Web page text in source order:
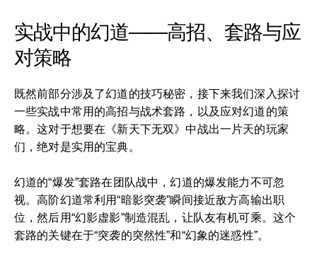
实战中的幻道——高招、套路与应
对策略
既然前部分涉及了幻道的技巧秘密，接下来我们深入探讨
一些实战中常用的高招与战术套路，以及应对幻道的策
略。这对于想要在《新天下无双》中战出一片天的玩家
们，绝对是实用的宝典。
幻道的“爆发”套路在团队战中，幻道的爆发能力不可忽
视。高阶幻道常利用“暗影突袭”瞬间接近敌方高输出职
位，然后用“幻影虚影”制造混乱，让队友有机可乘。这个
套路的关键在于“突袭的突然性”和“幻象的迷惑性”。